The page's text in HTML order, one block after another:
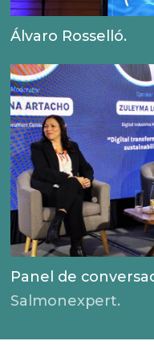
Álvaro Rosselló.
Panel de
Salmonexpert.